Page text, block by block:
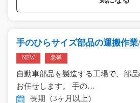
手のひらサイズ部品の運搬作業
NEW 急募
自動車部品を製造する工場で、部
お任せします。 手の…
長期（3ヶ月以上）